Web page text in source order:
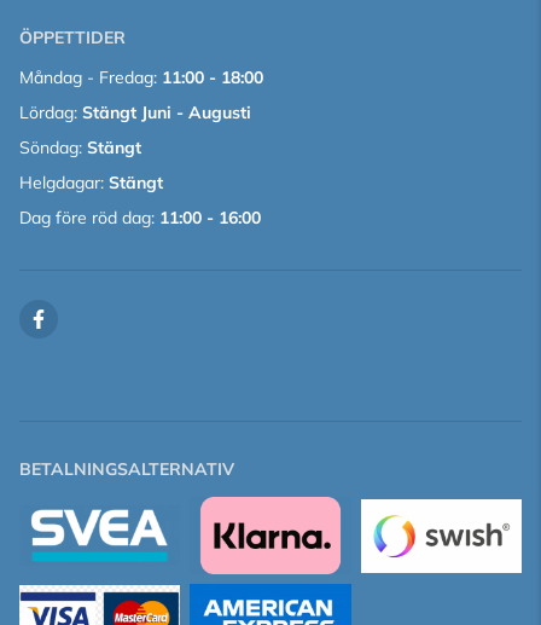
ÖPPETTIDER
Måndag - Fredag: 11:00 - 18:00
Lördag: Stängt Juni - Augusti
Söndag: Stängt
Helgdagar: Stängt
Dag före röd dag: 11:00 - 16:00
BETALNINGSALTERNATIV